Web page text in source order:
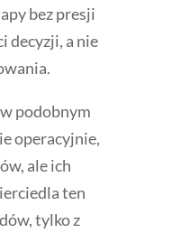
bez presji
decyzji, a nie
podobnym
operacyjnie,
ale ich
ten
tylko z